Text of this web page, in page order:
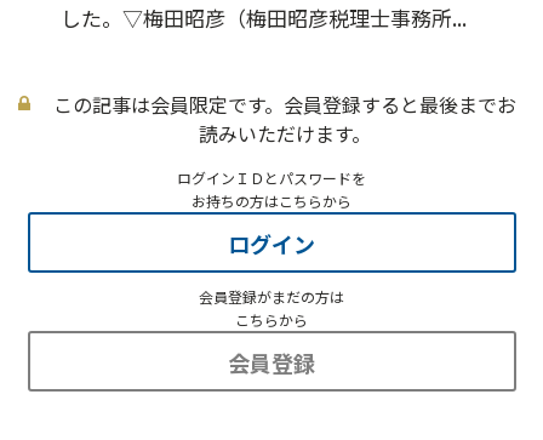
した。▽梅田昭彦（梅田昭彦税理士事務所...
この記事は会員限定です。会員登録すると最後までお
読みいただけます。
ログインＩＤとパスワードを
お持ちの方はこちらから
ログイン
会員登録がまだの方は
こちらから
会員登録